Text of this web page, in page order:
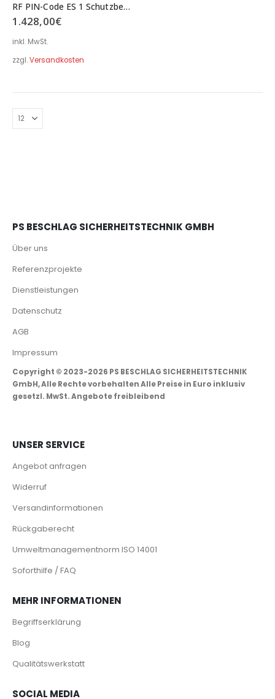
RF PIN-Code ES 1 Schutzbeschlag Langschild eckig breit Serie CH02 Typ 043ES1
1.428,00€
inkl. MwSt.
zzgl.Versandkosten
PS BESCHLAG SICHERHEITSTECHNIK GMBH
Über uns
Referenzprojekte
Dienstleistungen
Datenschutz
AGB
Impressum
Copyright © 2023-2026 PS BESCHLAG SICHERHEITSTECHNIK
GmbH, Alle Rechte vorbehalten Alle Preise in Euro inklusiv
gesetzl. MwSt. Angebote freibleibend
UNSER SERVICE
Angebot anfragen
Widerruf
Versandinformationen
Rückgaberecht
Umweltmanagementnorm ISO 14001
Soforthilfe / FAQ
MEHR INFORMATIONEN
Begriffserklärung
Blog
Qualitätswerkstatt
SOCIAL MEDIA